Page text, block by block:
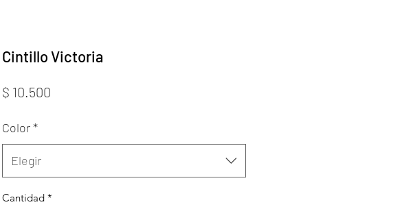
Cintillo Victoria
$ 10.500
Color*
Elegir
Cantidad *